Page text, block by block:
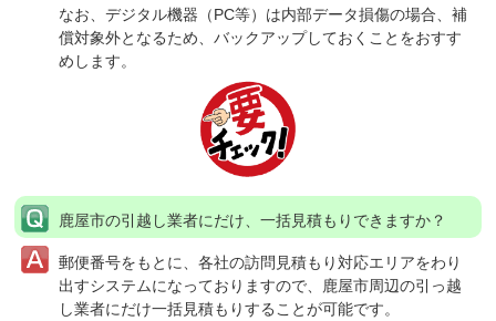
なお、デジタル機器（PC等）は内部データ損傷の場合、補
償対象外となるため、バックアップしておくことをおすす
めします。
鹿屋市の引越し業者にだけ、一括見積もりできますか？
郵便番号をもとに、各社の訪問見積もり対応エリアをわり
出すシステムになっておりますので、鹿屋市周辺の引っ越
し業者にだけ一括見積もりすることが可能です。